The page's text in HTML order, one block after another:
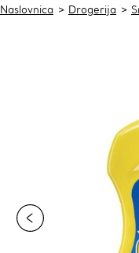
Naslovnica Drogerija